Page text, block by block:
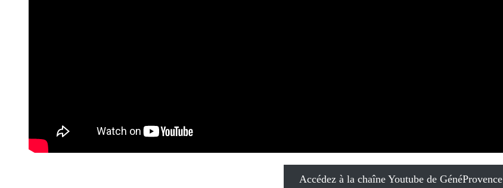
Accédez à la chaîne Youtube de GénéProvence